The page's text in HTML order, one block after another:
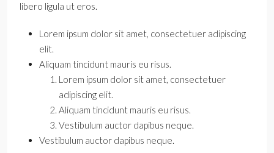
libero ligula ut eros.
Lorem ipsum dolor sit amet, consectetuer adipiscing
elit.
Aliquam tincidunt mauris eu risus.
Lorem ipsum dolor sit amet, consectetuer
adipiscing elit.
Aliquam tincidunt mauris eu risus.
Vestibulum auctor dapibus neque.
Vestibulum auctor dapibus neque.